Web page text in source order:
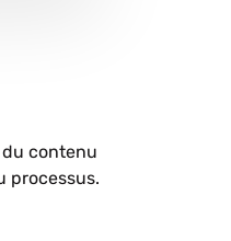
contenu
processus.